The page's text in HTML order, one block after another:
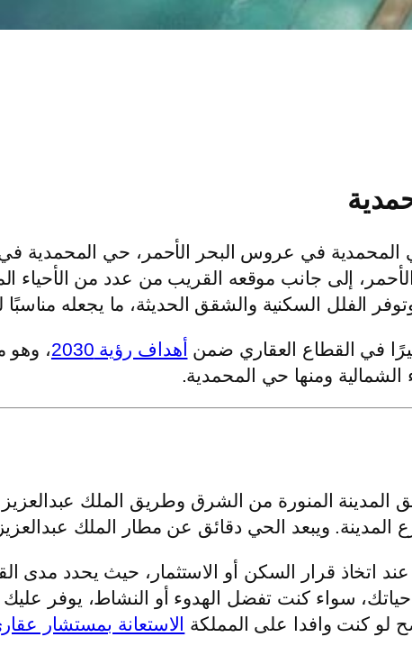
في عروس البحر الأحمر، حي المحمدية في
إلى جانب موقعه القريب من عدد من الأحياء
الفلل السكنية والشقق الحديثة، ما يجعله
في القطاع العقاري ضمن أهداف رؤية 2030
، وهو
ومنها حي المحمدية.
المنورة من الشرق وطريق الملك
ويبعد الحي دقائق عن مطار الملك
اتخاذ قرار السكن أو الاستثمار، حيث يحدد مدى
سواء كنت تفضل الهدوء أو النشاط، يوفر عليك
لو كنت وافدا على المملكة
الاستعانة بمستشار